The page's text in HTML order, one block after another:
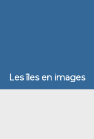
Les îles en images